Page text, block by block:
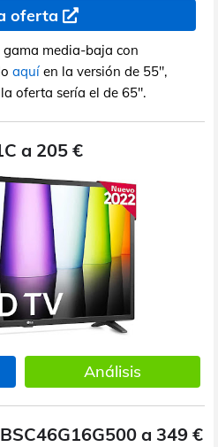
oferta
gama media-baja con
aquí en la versión de 55",
oferta sería el de 65".
a 205 €
Análisis
a 349 €